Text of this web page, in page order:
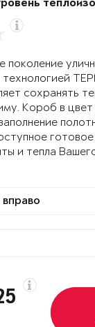
поколение
технологией
сохранять
Короб в цвет
и тепла